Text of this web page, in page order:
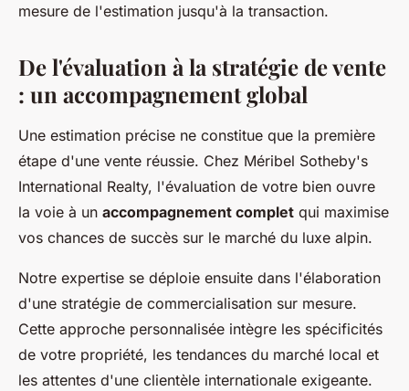
mesure de l'estimation jusqu'à la transaction.
De l'évaluation à la stratégie de vente
: un accompagnement global
Une estimation précise ne constitue que la première
étape d'une vente réussie. Chez Méribel Sotheby's
International Realty, l'évaluation de votre bien ouvre
la voie à un accompagnement complet qui maximise
vos chances de succès sur le marché du luxe alpin.
Notre expertise se déploie ensuite dans l'élaboration
d'une stratégie de commercialisation sur mesure.
Cette approche personnalisée intègre les spécificités
de votre propriété, les tendances du marché local et
les attentes d'une clientèle internationale exigeante.